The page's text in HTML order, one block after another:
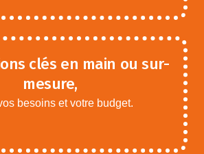
clés en main ou sur-
mesure,
besoins et votre budget.